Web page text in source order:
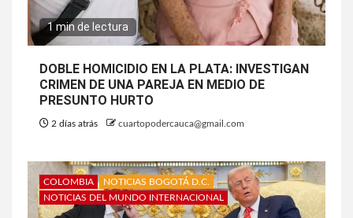
1 min de lectura
DOBLE HOMICIDIO EN LA PLATA: INVESTIGAN
CRIMEN DE UNA PAREJA EN MEDIO DE
PRESUNTO HURTO
2 días atrás cuartopodercauca@gmail.com
COLOMBIA
NOTICIAS BOGOTÁ D.C.
NOTICIAS DEL MUNDO INTERNACIONAL